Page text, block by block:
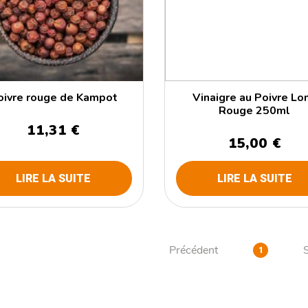
rouge de Kampot
11,31 €
LIRE LA SUITE
Vinaigre au Poivre
Rouge 250ml
15,00 €
LIRE LA SUITE
Précédent 1